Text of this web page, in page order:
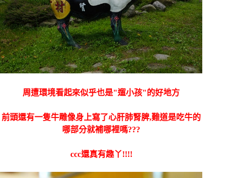
周遭環境看起來似乎也是"遛小孩"的好地方
前頭還有一隻牛雕像身上寫了心肝肺腎脾,難道是吃牛的
哪部分就補哪裡嗎???
ccc還真有趣丫!!!!